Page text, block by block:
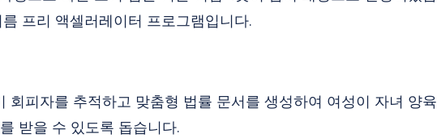
프리 액셀러레이터 프로그램입니다.
회피자를 추적하고 맞춤형 법률 문서를 생성하여 여성이 자녀 양육
받을 수 있도록 돕습니다.